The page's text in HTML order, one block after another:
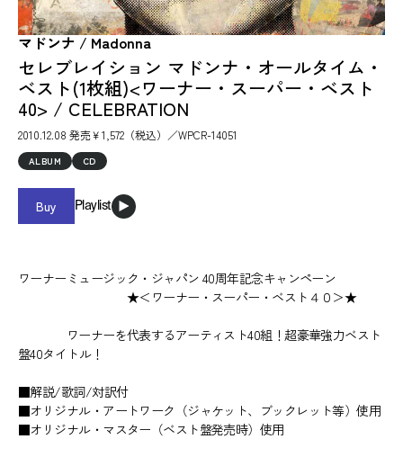
マドンナ / Madonna
セレブレイション マドンナ・オールタイム・
ベスト(1枚組)<ワーナー・スーパー・ベスト
40> / CELEBRATION
2010.12.08 発売￥1,572（税込）／WPCR-14051
ALBUM CD
Buy Playlist
ワーナーミュージック・ジャパン 40周年記念キャンペーン
★＜ワーナー・スーパー・ベスト４０＞★
ワーナーを代表するアーティスト40組！超豪華強力ベスト
盤40タイトル！
■解説/歌詞/対訳付
■オリジナル・アートワーク（ジャケット、ブックレット等）使用
■オリジナル・マスター（ベスト盤発売時）使用